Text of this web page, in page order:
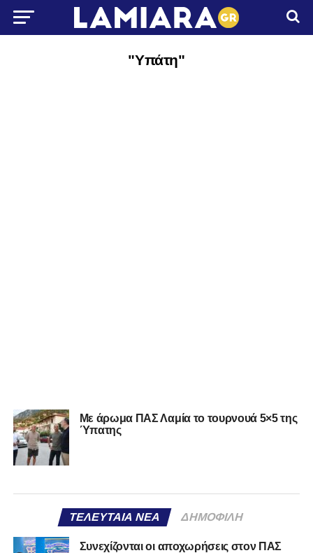
"Υπάτη"
Με άρωμα ΠΑΣ Λαμία το τουρνουά 5×5 της
Ύπατης
ΤΕΛΕΥΤΑΊΑ ΝΈΑ ΔΗΜΟΦΙΛΉ
Συνεχίζονται οι αποχωρήσεις στον ΠΑΣ